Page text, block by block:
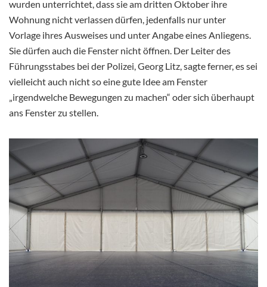
wurden unterrichtet, dass sie am dritten Oktober ihre
Wohnung nicht verlassen dürfen, jedenfalls nur unter
Vorlage ihres Ausweises und unter Angabe eines Anliegens.
Sie dürfen auch die Fenster nicht öffnen. Der Leiter des
Führungsstabes bei der Polizei, Georg Litz, sagte ferner, es sei
vielleicht auch nicht so eine gute Idee am Fenster
„irgendwelche Bewegungen zu machen“ oder sich überhaupt
ans Fenster zu stellen.